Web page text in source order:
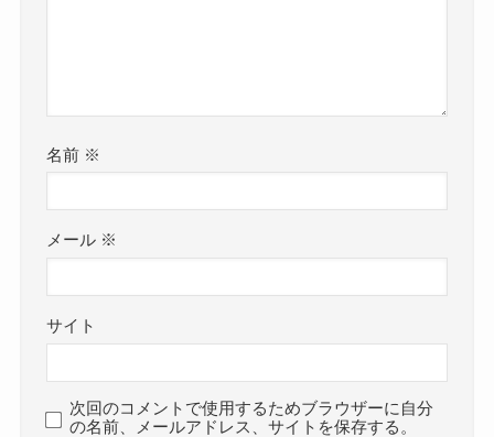
名前 ※
メール ※
サイト
次回のコメントで使用するためブラウザーに自分
の名前、メールアドレス、サイトを保存する。